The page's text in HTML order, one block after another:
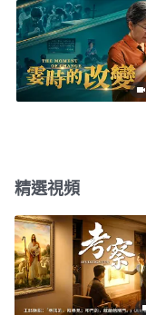
精選視頻